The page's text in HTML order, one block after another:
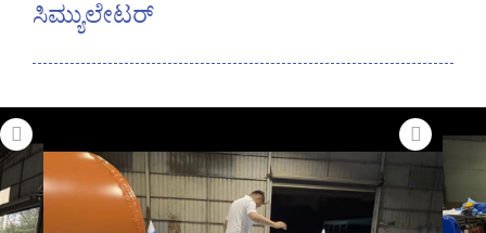
ಸಿಮ್ಯುಲೇಟರ್